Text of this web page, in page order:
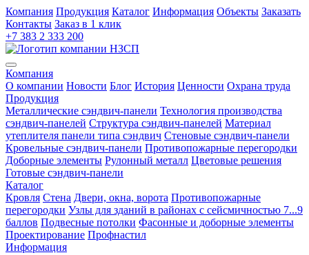
Компания Продукция Каталог Информация Объекты Заказать
Контакты Заказ в 1 клик
+7 383 2 333 200
Компания
О компании Новости Блог История Ценности Охрана труда
Продукция
Металлические сэндвич-панели Технология производства
сэндвич-панелей Структура сэндвич-панелей Материал
утеплителя панели типа сэндвич Стеновые сэндвич-панели
Кровельные сэндвич-панели Противопожарные перегородки
Доборные элементы Рулонный металл Цветовые решения
Готовые сэндвич-панели
Каталог
Кровля Cтена Двери, окна, ворота Противопожарные
перегородки Узлы для зданий в районах с сейсмичностью 7...9
баллов Подвесные потолки Фасонные и доборные элементы
Проектирование Профнастил
Информация